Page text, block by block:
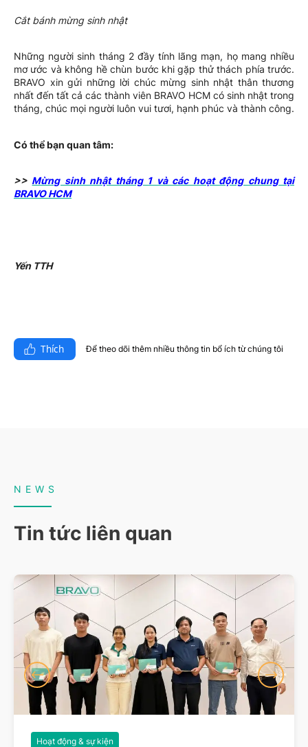
Cắt bánh mừng sinh nhật
Những người sinh tháng 2 đầy tính lãng mạn, họ mang nhiều
mơ ước và không hề chùn bước khi gặp thử thách phía trước.
BRAVO xin gửi những lời chúc mừng sinh nhật thân thương
nhất đến tất cả các thành viên BRAVO HCM có sinh nhật trong
tháng, chúc mọi người luôn vui tươi, hạnh phúc và thành công.
Có thể bạn quan tâm:
>> Mừng sinh nhật tháng 1 và các hoạt động chung tại
BRAVO HCM
Yến TTH
Thích Để theo dõi thêm nhiều thông tin bổ ích từ chúng tôi​
NEWS
Tin tức liên quan
Hoạt động & sự kiện